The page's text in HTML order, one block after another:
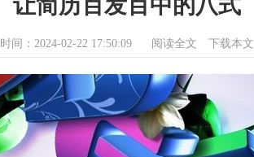
让简历百发百中的八式
时间：2024-02-22 17:50:09 阅读全文 下载本文